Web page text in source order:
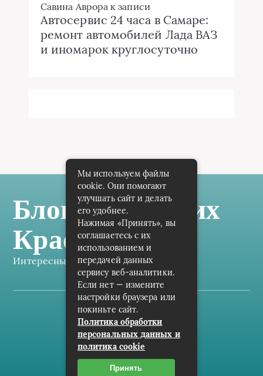
Савина Аврора к записи
Автосервис 24 часа в Самаре:
ремонт автомобилей Лада ВАЗ
и иномарок круглосуточно
Блог Самарских
Краеведов
Интересные заметки каждый день
Карта сайта
Пользовательское соглашение
Контакты
Мы используем файлы
cookie. Они помогают
улучшать сайт и делать
его удобнее.
Нажимая «Принять», вы
соглашаетесь с их
использованием и
передачей данных
сервису веб-аналитики.
Если нет — измените
настройки браузера или
покиньте сайт.
Политика обработки
персональных данных и
политика cookie
Принять